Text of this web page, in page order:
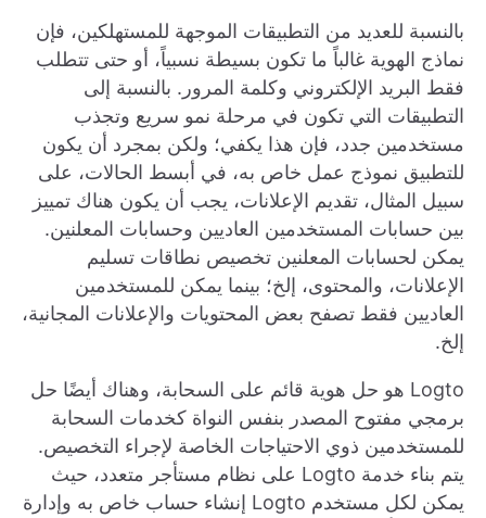
بالنسبة للعديد من التطبيقات الموجهة للمستهلكين، فإن
نماذج الهوية غالباً ما تكون بسيطة نسبياً، أو حتى تتطلب
فقط البريد الإلكتروني وكلمة المرور. بالنسبة إلى
التطبيقات التي تكون في مرحلة نمو سريع وتجذب
مستخدمين جدد، فإن هذا يكفي؛ ولكن بمجرد أن يكون
للتطبيق نموذج عمل خاص به، في أبسط الحالات، على
سبيل المثال، تقديم الإعلانات، يجب أن يكون هناك تمييز
بين حسابات المستخدمين العاديين وحسابات المعلنين.
يمكن لحسابات المعلنين تخصيص نطاقات تسليم
الإعلانات، والمحتوى، إلخ؛ بينما يمكن للمستخدمين
العاديين فقط تصفح بعض المحتويات والإعلانات المجانية،
إلخ.
Logto هو حل هوية قائم على السحابة، وهناك أيضًا حل
برمجي مفتوح المصدر بنفس النواة كخدمات السحابة
للمستخدمين ذوي الاحتياجات الخاصة لإجراء التخصيص.
يتم بناء خدمة Logto على نظام مستأجر متعدد، حيث
يمكن لكل مستخدم Logto إنشاء حساب خاص به وإدارة